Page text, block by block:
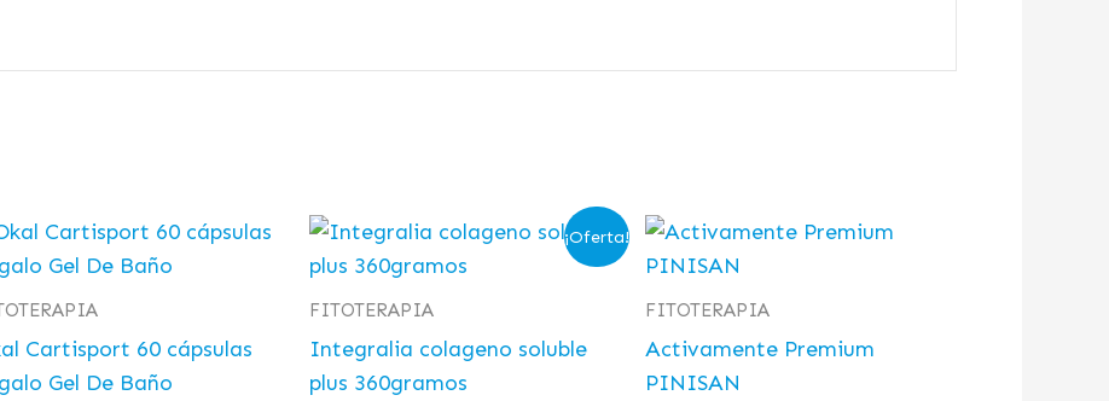
Cartisport 60 cápsulas
Gel De Baño
¡Oferta!
FITOTERAPIA
Integralia colageno soluble
plus 360gramos
El
precio
original
era:
El
precio
actual
FITOTERAPIA
Activamente Premium
PINISAN